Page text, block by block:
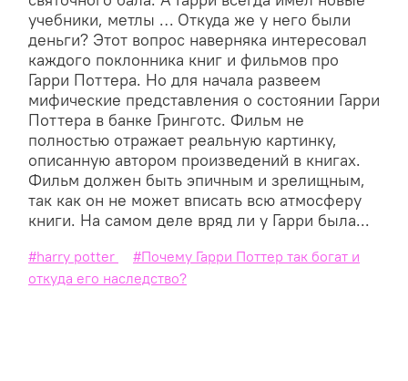
учебники, метлы … Откуда же у него были
деньги? Этот вопрос наверняка интересовал
каждого поклонника книг и фильмов про
Гарри Поттера. Но для начала развеем
мифические представления о состоянии Гарри
Поттера в банке Гринготс. Фильм не
полностью отражает реальную картинку,
описанную автором произведений в книгах.
Фильм должен быть эпичным и зрелищным,
так как он не может вписать всю атмосферу
книги. На самом деле вряд ли у Гарри была...
#harry potter
#Почему Гарри Поттер так богат и
откуда его наследство?